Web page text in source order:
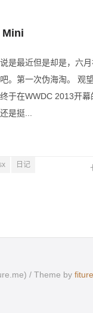
Mini
是最近但是却是，六
。第一次伪海淘。 观
于在WWDC 2013开
是挺...
日记
/ Theme byfiture